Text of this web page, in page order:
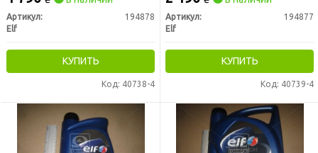
Артикул:
194878
Elf
КУПИТЬ
Код: 40738-4
Артикул:
194877
Elf
КУПИТЬ
Код: 40739-4